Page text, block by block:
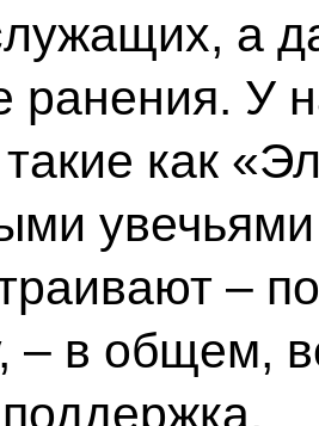
а
ранения. У
как
–
– в общем,